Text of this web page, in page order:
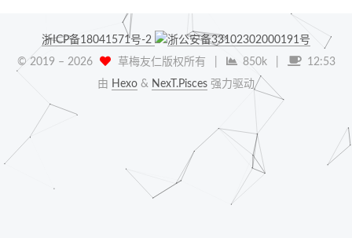
浙ICP备18041571号-2
浙公安备33102302000191号
© 2019 – 2026 草梅友仁版权所有 850k
12:53
由 Hexo & NexT.Pisces 强力驱动